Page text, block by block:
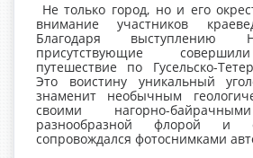
Не только город, но и его
внимание участников
Благодаря выступлению
присутствующие
путешествие по Гусельско-
Это воистину уникальный
знаменит необычным
своими нагорно-
разнообразной флорой и
сопровождался фотоснимками